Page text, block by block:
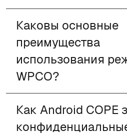
Каковы основные
преимущества
использования
WPCO?
Как Android COPE